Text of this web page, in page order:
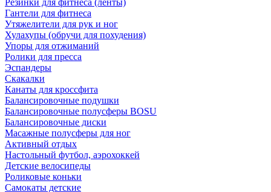
Резинки для фитнеса (ленты)
Гантели для фитнеса
Утяжелители для рук и ног
Хулахупы (обручи для похудения)
Упоры для отжиманий
Ролики для пресса
Эспандеры
Скакалки
Канаты для кроссфита
Балансировочные подушки
Балансировочные полусферы BOSU
Балансировочные диски
Масажные полусферы для ног
Активный отдых
Настольный футбол, аэрохоккей
Детские велосипеды
Роликовые коньки
Самокаты детские